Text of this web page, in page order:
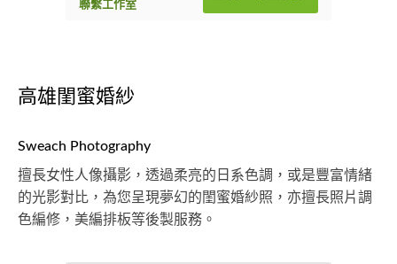
聯繫工作室
高雄閨蜜婚紗
Sweach Photography
擅長女性人像攝影，透過柔亮的日系色調，或是豐富情緒
的光影對比，為您呈現夢幻的閨蜜婚紗照，亦擅長照片調
色編修，美編排板等後製服務。